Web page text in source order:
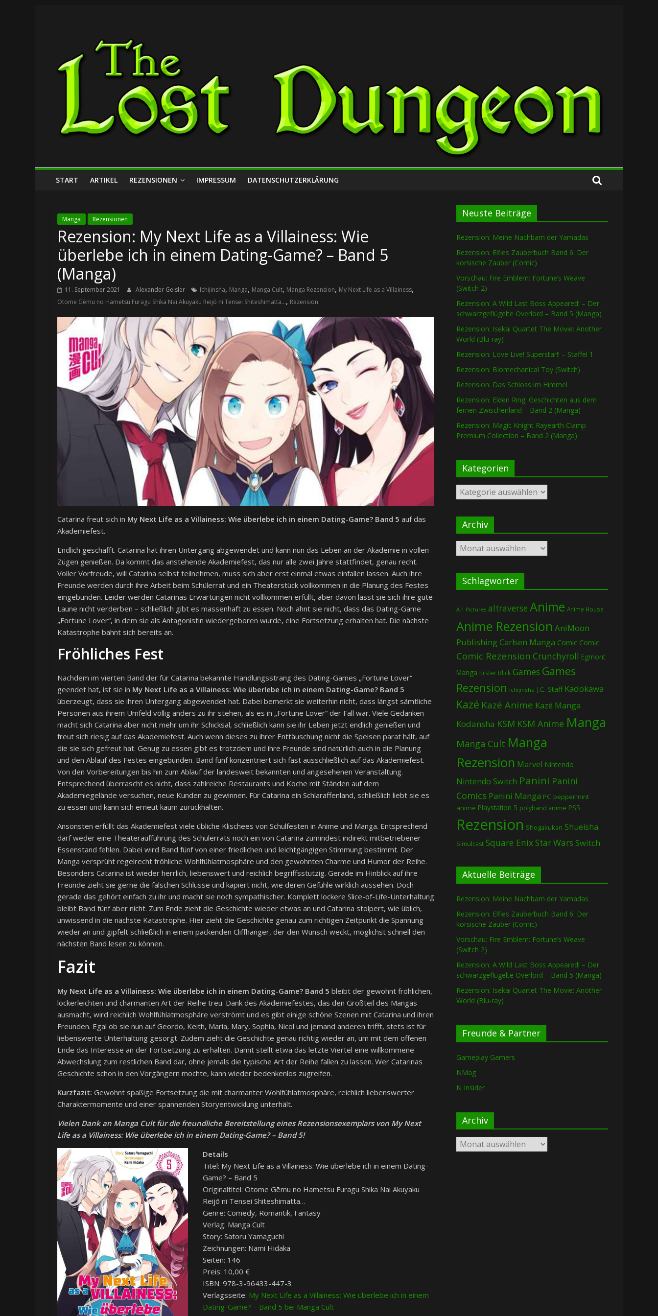
Lost
Dungeon
START ARTIKEL REZENSIONEN IMPRESSUM DATENSCHUTZERKLÄRUNG
Manga Rezensionen
Rezension: My Next Life as a Villainess: Wie
überlebe ich in einem Dating-Game? – Band 5
(Manga)
11. September 2021 Alexander Geisler Ichijinsha, Manga, Manga Cult, Manga Rezension, My Next Life as a Villainess,
Otome Gēmu no Hametsu Furagu Shika Nai Akuyaku Reijō ni Tensei Shiteshimatta…, Rezension
Catarina freut sich in My Next Life as a Villainess: Wie überlebe ich in einem Dating-Game? Band 5 auf das
Akademiefest.
Endlich geschafft. Catarina hat ihren Untergang abgewendet und kann nun das Leben an der Akademie in vollen
Zügen genießen. Da kommt das anstehende Akademiefest, das nur alle zwei Jahre stattfindet, genau recht.
Voller Vorfreude, will Catarina selbst teilnehmen, muss sich aber erst einmal etwas einfallen lassen. Auch ihre
Freunde werden durch ihre Arbeit beim Schülerrat und ein Theaterstück vollkommen in die Planung des Festes
eingebunden. Leider werden Catarinas Erwartungen nicht vollkommen erfüllt, aber davon lässt sie sich ihre gute
Laune nicht verderben – schließlich gibt es massenhaft zu essen. Noch ahnt sie nicht, dass das Dating-Game
„Fortune Lover“, in dem sie als Antagonistin wiedergeboren wurde, eine Fortsetzung erhalten hat. Die nächste
Katastrophe bahnt sich bereits an.
Fröhliches Fest
Nachdem im vierten Band der für Catarina bekannte Handlungsstrang des Dating-Games „Fortune Lover“
geendet hat, ist sie in My Next Life as a Villainess: Wie überlebe ich in einem Dating-Game? Band 5
überzeugt, dass sie ihren Untergang abgewendet hat. Dabei bemerkt sie weiterhin nicht, dass längst sämtliche
Personen aus ihrem Umfeld völlig anders zu ihr stehen, als es in „Fortune Lover“ der Fall war. Viele Gedanken
macht sich Catarina aber nicht mehr um ihr Schicksal, schließlich kann sie ihr Leben jetzt endlich genießen und
freut sich riesig auf das Akademiefest. Auch wenn dieses zu ihrer Enttäuschung nicht die Speisen parat hält, auf
die sie sich gefreut hat. Genug zu essen gibt es trotzdem und ihre Freunde sind natürlich auch in die Planung
und den Ablauf des Festes eingebunden. Band fünf konzentriert sich fast ausschließlich auf das Akademiefest.
Von den Vorbereitungen bis hin zum Ablauf der landesweit bekannten und angesehenen Veranstaltung.
Entsprechend überrascht es nicht, dass zahlreiche Restaurants und Köche mit Ständen auf dem
Akademiegelände versuchen, neue Kunden zu gewinnen. Für Catarina ein Schlaraffenland, schließlich liebt sie es
zu essen und kann sich erneut kaum zurückhalten.
Ansonsten erfüllt das Akademiefest viele übliche Klischees von Schulfesten in Anime und Manga. Entsprechend
darf weder eine Theateraufführung des Schülerrats noch ein von Catarina zumindest indirekt mitbetriebener
Essenstand fehlen. Dabei wird Band fünf von einer friedlichen und leichtgängigen Stimmung bestimmt. Der
Manga versprüht regelrecht fröhliche Wohlfühlatmosphäre und den gewohnten Charme und Humor der Reihe.
Besonders Catarina ist wieder herrlich, liebenswert und reichlich begriffsstutzig. Gerade im Hinblick auf ihre
Freunde zieht sie gerne die falschen Schlüsse und kapiert nicht, wie deren Gefühle wirklich aussehen. Doch
gerade das gehört einfach zu ihr und macht sie noch sympathischer. Komplett lockere Slice-of-Life-Unterhaltung
bleibt Band fünf aber nicht. Zum Ende zieht die Geschichte wieder etwas an und Catarina stolpert, wie üblich,
unwissend in die nächste Katastrophe. Hier zieht die Geschichte genau zum richtigen Zeitpunkt die Spannung
wieder an und gipfelt schließlich in einem packenden Cliffhanger, der den Wunsch weckt, möglichst schnell den
nächsten Band lesen zu können.
Fazit
My Next Life as a Villainess: Wie überlebe ich in einem Dating-Game? Band 5 bleibt der gewohnt fröhlichen,
lockerleichten und charmanten Art der Reihe treu. Dank des Akademiefestes, das den Großteil des Mangas
ausmacht, wird reichlich Wohlfühlatmosphäre verströmt und es gibt einige schöne Szenen mit Catarina und ihren
Freunden. Egal ob sie nun auf Geordo, Keith, Maria, Mary, Sophia, Nicol und jemand anderen trifft, stets ist für
liebenswerte Unterhaltung gesorgt. Zudem zieht die Geschichte genau richtig wieder an, um mit dem offenen
Ende das Interesse an der Fortsetzung zu erhalten. Damit stellt etwa das letzte Viertel eine willkommene
Abwechslung zum restlichen Band dar, ohne jemals die typische Art der Reihe fallen zu lassen. Wer Catarinas
Geschichte schon in den Vorgängern mochte, kann wieder bedenkenlos zugreifen.
Kurzfazit: Gewohnt spaßige Fortsetzung die mit charmanter Wohlfühlatmosphäre, reichlich liebenswerter
Charaktermomente und einer spannenden Storyentwicklung unterhält.
Vielen Dank an Manga Cultfür die freundliche Bereitstellung eines Rezensionsexemplars von My Next
Life as a Villainess: Wie überlebe ich in einem Dating-Game? – Band 5!
Details
Titel: My Next Life as a Villainess: Wie überlebe ich in einem Dating-
Game? – Band 5
Originaltitel: Otome Gēmu no Hametsu Furagu Shika Nai Akuyaku
Reijō ni Tensei Shiteshimatta…
Genre: Comedy, Romantik, Fantasy
Verlag: Manga Cult
Story: Satoru Yamaguchi
Zeichnungen: Nami Hidaka
Seiten: 146
Preis: 10,00 €
ISBN: 978-3-96433-447-3
Verlagsseite: My Next Life as a Villainess: Wie überlebe ich in einem
Dating-Game? – Band 5 bei Manga Cult
Neuste Beiträge
Rezension: Meine Nachbarn der Yamadas
Rezension: Elfies Zauberbuch Band 6: Der
korsische Zauber (Comic)
Vorschau: Fire Emblem: Fortune’s Weave
(Switch 2)
Rezension: A Wild Last Boss Appeared! – Der
schwarzgeflügelte Overlord – Band 5 (Manga)
Rezension: Isekai Quartet The Movie: Another
World (Blu-ray)
Rezension: Love Live! Superstar!! – Staffel 1
Rezension: Biomechanical Toy (Switch)
Rezension: Das Schloss im Himmel
Rezension: Elden Ring: Geschichten aus dem
fernen Zwischenland – Band 2 (Manga)
Rezension: Magic Knight Rayearth Clamp
Premium Collection – Band 2 (Manga)
Kategorien
Kategorien
Archiv
Archiv
Schlagwörter
A-1 Pictures altraverse Anime Anime House
Anime Rezension AniMoon
PublishingCarlsen Manga Comic Comic
Comic Rezension Crunchyroll Egmont
Manga Erster Blick Games Games
Rezension Ichijinsha J.C. Staff Kadokawa
Kazé Kazé Anime Kazé Manga
Kodansha KSM KSM Anime Manga
Manga Cult Manga
Rezension Marvel Nintendo
Nintendo Switch Panini Panini
Comics Panini Manga PC peppermint
anime Playstation 5 polyband anime PS5
Rezension Shogakukan Shueisha
Simulcast Square EnixStar Wars Switch
Aktuelle Beiträge
Rezension: Meine Nachbarn der Yamadas
Rezension: Elfies Zauberbuch Band 6: Der
korsische Zauber (Comic)
Vorschau: Fire Emblem: Fortune’s Weave
(Switch 2)
Rezension: A Wild Last Boss Appeared! – Der
schwarzgeflügelte Overlord – Band 5 (Manga)
Rezension: Isekai Quartet The Movie: Another
World (Blu-ray)
Freunde & Partner
Gameplay Gamers
NMag
N Insider
Archiv
Archiv